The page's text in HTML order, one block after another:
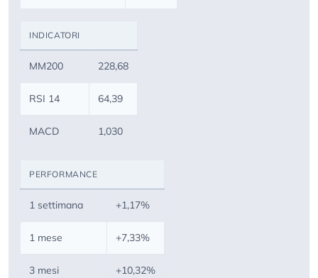
INDICATORI
MM200 228,68
RSI 14 64,39
MACD 1,030
PERFORMANCE
1 settimana +1,17%
1 mese +7,33%
3 mesi +10,32%